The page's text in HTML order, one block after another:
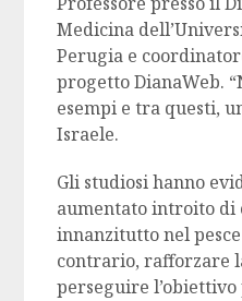
Medicina
Perugia e
progetto DianaWeb.
esempi e tra questi,
Israele.
Gli studiosi hanno
aumentato introito di
innanzitutto nel
contrario, rafforzare
perseguire l’obiettivo